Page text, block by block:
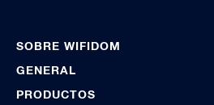
SOBRE WIFIDOM
GENERAL
PRODUCTOS